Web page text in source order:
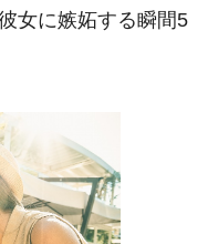
女に嫉妬する瞬間5